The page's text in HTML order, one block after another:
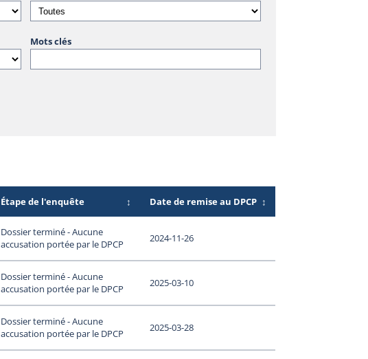
Mots clés
Étape de l'enquête ↕ Date de remise au DPCP ↕
Dossier terminé - Aucune
accusation portée par le DPCP
2024-11-26
Dossier terminé - Aucune
accusation portée par le DPCP
2025-03-10
Dossier terminé - Aucune
accusation portée par le DPCP
2025-03-28